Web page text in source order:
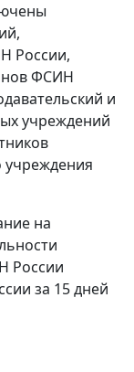
России,
ФСИН
и
учреждений
учреждения
на
России
за 15 дней